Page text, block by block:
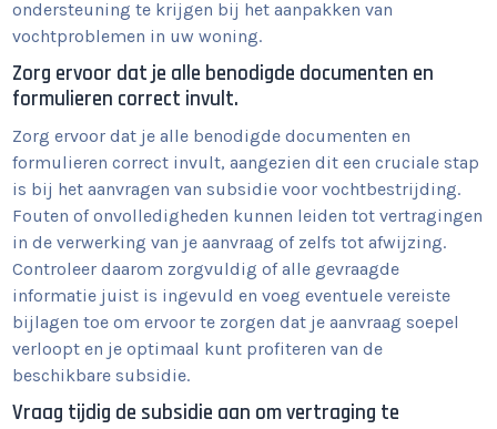
ondersteuning te krijgen bij het aanpakken van
vochtproblemen in uw woning.
Zorg ervoor dat je alle benodigde documenten en
formulieren correct invult.
Zorg ervoor dat je alle benodigde documenten en
formulieren correct invult, aangezien dit een cruciale stap
is bij het aanvragen van subsidie voor vochtbestrijding.
Fouten of onvolledigheden kunnen leiden tot vertragingen
in de verwerking van je aanvraag of zelfs tot afwijzing.
Controleer daarom zorgvuldig of alle gevraagde
informatie juist is ingevuld en voeg eventuele vereiste
bijlagen toe om ervoor te zorgen dat je aanvraag soepel
verloopt en je optimaal kunt profiteren van de
beschikbare subsidie.
Vraag tijdig de subsidie aan om vertraging te